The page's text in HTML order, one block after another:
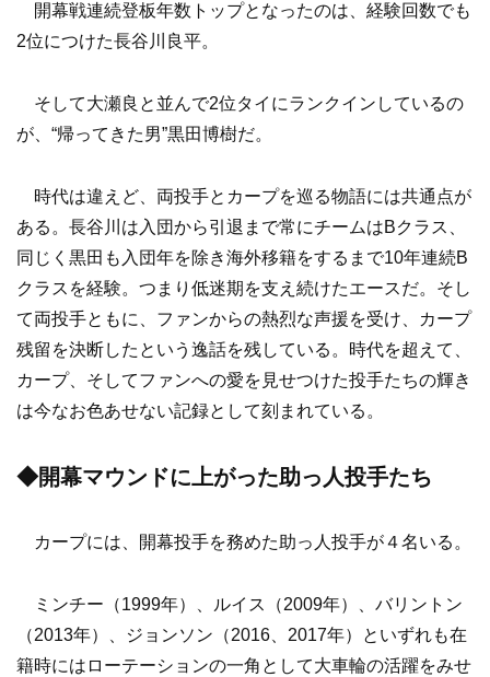
開幕戦連続登板年数トップとなったのは、経験回数でも
2位につけた長谷川良平。
そして大瀬良と並んで2位タイにランクインしているの
が、“帰ってきた男”黒田博樹だ。
時代は違えど、両投手とカープを巡る物語には共通点が
ある。長谷川は入団から引退まで常にチームはBクラス、
同じく黒田も入団年を除き海外移籍をするまで10年連続B
クラスを経験。つまり低迷期を支え続けたエースだ。そし
て両投手ともに、ファンからの熱烈な声援を受け、カープ
残留を決断したという逸話を残している。時代を超えて、
カープ、そしてファンへの愛を見せつけた投手たちの輝き
は今なお色あせない記録として刻まれている。
◆開幕マウンドに上がった助っ人投手たち
カープには、開幕投手を務めた助っ人投手が４名いる。
ミンチー（1999年）、ルイス（2009年）、バリントン
（2013年）、ジョンソン（2016、2017年）といずれも在
籍時にはローテーションの一角として大車輪の活躍をみせ